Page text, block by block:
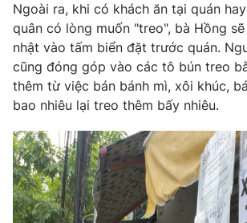
Ngoài ra, khi có khách ăn tại quán
quân có lòng muốn "treo", bà Hồng
nhật vào tấm biển đặt trước quán.
cũng đóng góp vào các tô bún treo
thêm từ việc bán bánh mì, xôi khúc,
bao nhiêu lại treo thêm bấy nhiêu.